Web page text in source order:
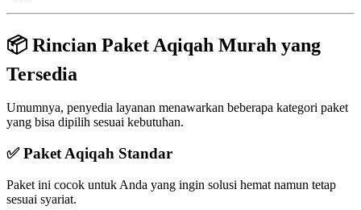
📦 Rincian Paket Aqiqah Murah yang
Tersedia
Umumnya, penyedia layanan menawarkan beberapa kategori paket
yang bisa dipilih sesuai kebutuhan.
✅ Paket Aqiqah Standar
Paket ini cocok untuk Anda yang ingin solusi hemat namun tetap
sesuai syariat.